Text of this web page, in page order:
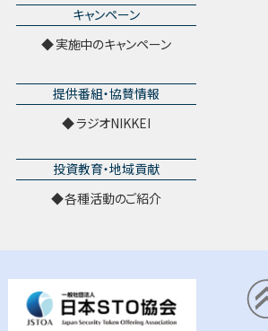
キャンペーン
実施中のキャンペーン
提供番組・協賛情報
ラジオNIKKEI
投資教育・地域貢献
各種活動のご紹介